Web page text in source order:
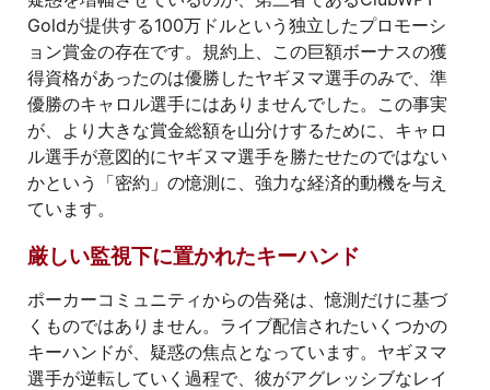
Goldが提供する100万ドルという独立したプロモーシ
ョン賞金の存在です。規約上、この巨額ボーナスの獲
得資格があったのは優勝したヤギヌマ選手のみで、準
優勝のキャロル選手にはありませんでした。この事実
が、より大きな賞金総額を山分けするために、キャロ
ル選手が意図的にヤギヌマ選手を勝たせたのではない
かという「密約」の憶測に、強力な経済的動機を与え
ています。
厳しい監視下に置かれたキーハンド
ポーカーコミュニティからの告発は、憶測だけに基づ
くものではありません。ライブ配信されたいくつかの
キーハンドが、疑惑の焦点となっています。ヤギヌマ
選手が逆転していく過程で、彼がアグレッシブなレイ